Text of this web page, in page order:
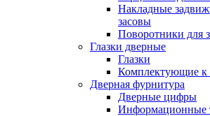
Накладные
засовы
Поворотники для
Глазки дверные
Глазки
Комплектующие к
Дверная фурнитура
Дверные цифры
Информационные